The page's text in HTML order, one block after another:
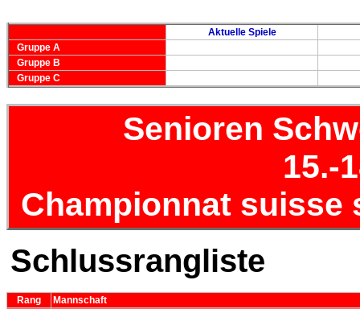
Aktuelle Spiele
Gruppe A
Gruppe B
Gruppe C
Senioren
15.-
Championnat suisse
Schlussrangliste
Rang
Mannschaft